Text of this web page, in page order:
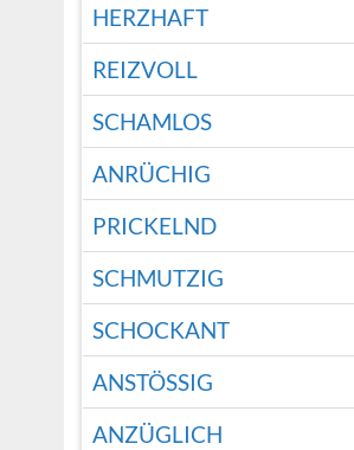
HERZHAFT
REIZVOLL
SCHAMLOS
ANRÜCHIG
PRICKELND
SCHMUTZIG
SCHOCKANT
ANSTÖSSIG
ANZÜGLICH